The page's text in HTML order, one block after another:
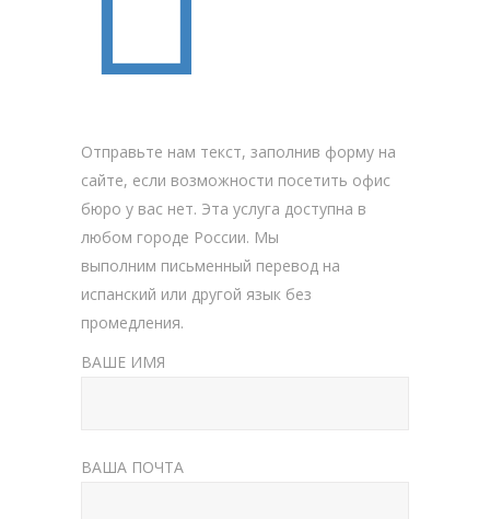
Отправьте нам текст, заполнив форму на
сайте, если возможности посетить офис
бюро у вас нет. Эта услуга доступна в
любом городе России. Мы
выполним письменный перевод на
испанский или другой язык без
промедления.
ВАШЕ ИМЯ
ВАША ПОЧТА